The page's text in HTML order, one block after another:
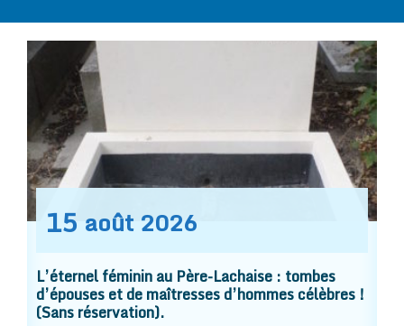
15 août 2026
L’éternel féminin au Père-Lachaise : tombes
d’épouses et de maîtresses d’hommes célèbres !
(Sans réservation).